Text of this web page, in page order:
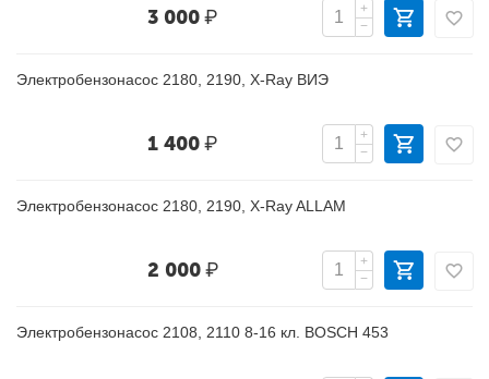
3 000₽
+
−
Электробензонасос 2180, 2190, X-Ray ВИЭ
1 400₽
+
−
Электробензонасос 2180, 2190, X-Ray ALLAM
2 000₽
+
−
Электробензонасос 2108, 2110 8-16 кл. BOSCH 453